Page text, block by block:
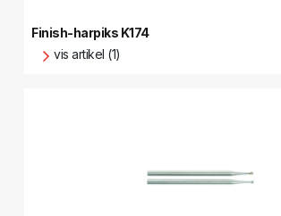
Finish-harpiks K174
vis artikel (1)